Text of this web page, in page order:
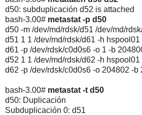
d50: subduplicación d52 is attached
bash-3.00# metastat -p d50
d50 -m /dev/md/rdsk/d51 /dev/md/
d51 1 1 /dev/md/rdsk/d61 -h hspool01
d61 -p /dev/rdsk/c0d0s6 -o 1 -b
d52 1 1 /dev/md/rdsk/d62 -h hspool01
d62 -p /dev/rdsk/c0d0s6 -o 204802 -b
bash-3.00# metastat -t d50
d50: Duplicación
Subduplicación 0: d51